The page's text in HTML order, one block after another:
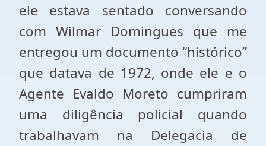
ele estava sentado conversando
com Wilmar Domingues que me
entregou um documento “histórico”
que datava de 1972, onde ele e o
Agente Evaldo Moreto cumpriram
uma diligência policial quando
trabalhavam na Delegacia de